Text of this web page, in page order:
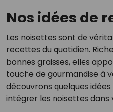
Nos idées de
Les noisettes sont de
recettes du quotidien.
bonnes graisses, elles
touche de gourmandise à
découvrons quelques
intégrer les noisettes dans